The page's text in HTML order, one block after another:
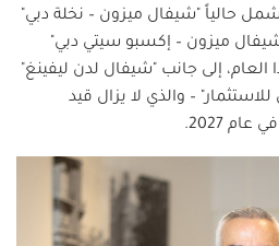
حالياً "شيفال ميزون – نخلة دبي"
في عام 2023، و"شيفال ميزون – إكسبو سيتي دبي"
إلى جانب "شيفال لدن ليفينغ"
– والذي لا يزال قيد
2027.